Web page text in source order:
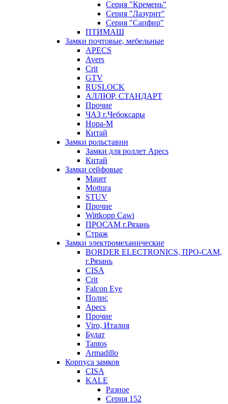
Серия "Кремень"
Серия "Лазурит"
Серия "Сапфир"
ПТИМАШ
Замки почтовые, мебельные
APECS
Avers
Crit
GTV
RUSLOCK
АЛЛЮР, СТАНДАРТ
Прочие
ЧАЗ г.Чебоксары
Нора-М
Китай
Замки рольставни
Замки для роллет Apecs
Китай
Замки сейфовые
Mauer
Mottura
STUV
Прочие
Wittkopp Cawi
ПРОСАМ г.Рязань
Страж
Замки электромеханические
BORDER ELECTRONICS, ПРО-САМ,
г.Рязань
CISA
Crit
Falcon Eye
Полис
Apecs
Прочие
Viro, Италия
Булат
Tantos
Armadillo
Корпуса замков
CISA
KALE
Разное
Серия 152